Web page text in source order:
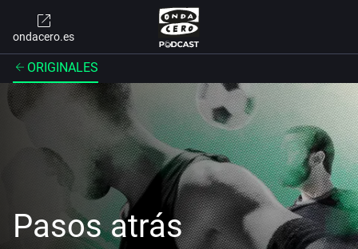
ondacero.es
ORIGINALES
Pasos atrás